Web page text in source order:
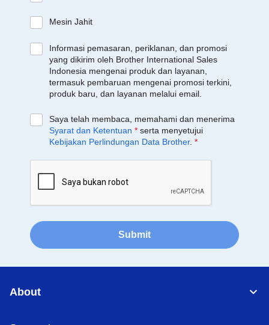
Mesin Jahit
Informasi pemasaran, periklanan, dan promosi
yang dikirim oleh Brother International Sales
Indonesia mengenai produk dan layanan,
termasuk pembaruan mengenai promosi terkini,
produk baru, dan layanan melalui email.
Saya telah membaca, memahami dan menerima
Syarat dan Ketentuan * serta menyetujui
Kebijakan Perlindungan Data Brother. *
Submit
About